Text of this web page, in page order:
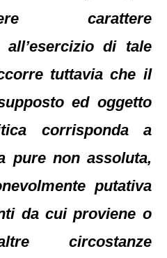
carattere
all’esercizio di tale
tuttavia che il
ed oggetto
corrisponda a
pure non assoluta,
putativa
da cui proviene o
circostanze